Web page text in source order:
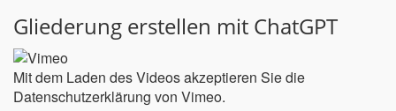
Gliederung erstellen mit ChatGPT
Mit dem Laden des Videos akzeptieren Sie die
Datenschutzerklärung von Vimeo.